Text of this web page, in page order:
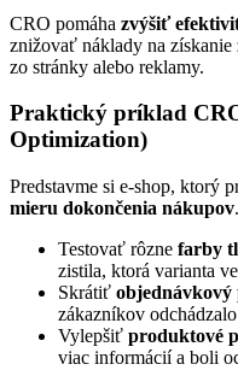
CRO pomáha zvýšiť
znižovať náklady na získanie
zo stránky alebo reklamy.
Praktický príklad
Optimization)
Predstavme si e-shop, ktorý
mieru dokončenia nákupov
Testovať rôzne farby
zistila, ktorá varianta
Skrátiť objednávkový
zákazníkov
Vylepšiť produktové
viac informácií a boli